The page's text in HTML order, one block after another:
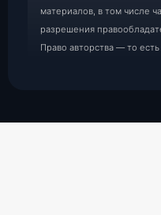
материалов, в том числе
разрешения
Право авторства — то